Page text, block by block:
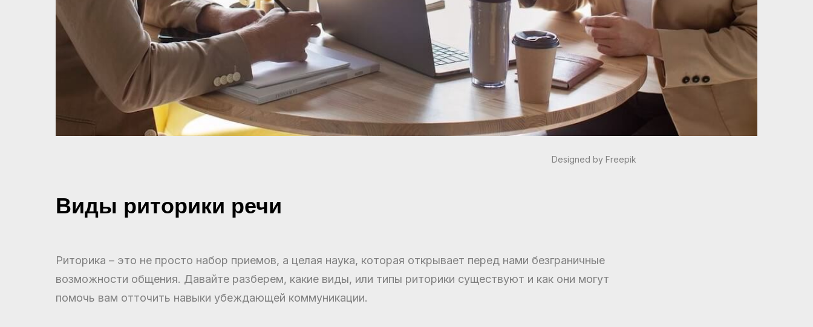
Designed by Freepik
Виды риторики речи
Риторика – это не просто набор приемов, а целая наука, которая открывает перед нами безграничные
возможности общения. Давайте разберем, какие виды, или типы риторики существуют и как они могут
помочь вам отточить навыки убеждающей коммуникации.